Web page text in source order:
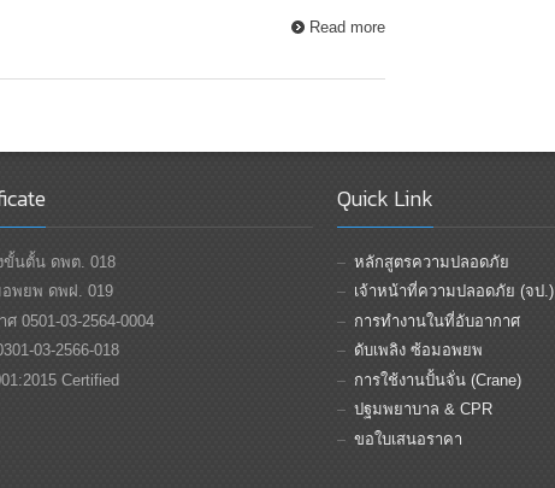
Read more
ขั้นตั้น ดพต. 018
พยพ ดพฝ. 019
ศ 0501-03-2564-0004
03-2566-018
Certified
Quick Link
หลักสูตรความปลอดภัย
เจ้าหน้าที่ความปลอดภัย (จป.)
การทำงานในที่อับอากาศ
ดับเพลิง ซ้อมอพยพ
การใช้งานปั้นจั่น (Crane)
ปฐมพยาบาล & CPR
ขอใบเสนอราคา